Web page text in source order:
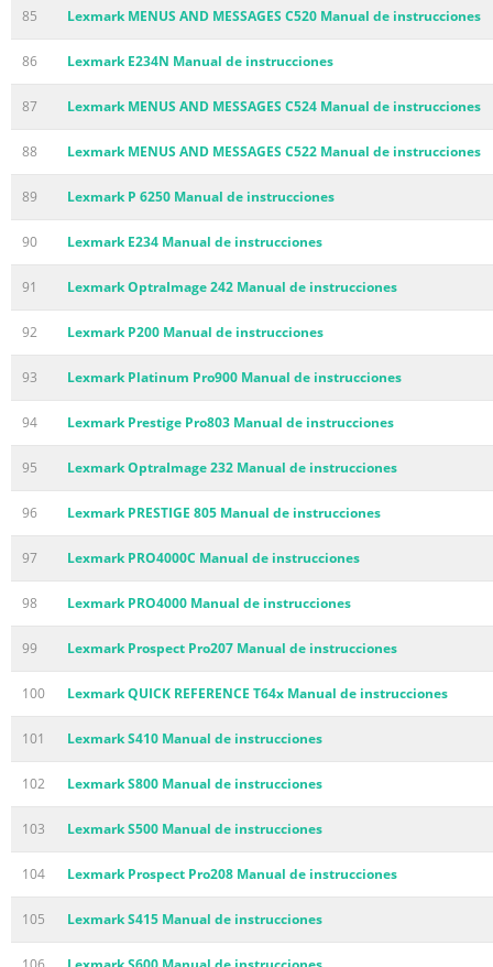
85 Lexmark MENUS AND MESSAGES C520 Manual de instrucciones
86 Lexmark E234N Manual de instrucciones
87 Lexmark MENUS AND MESSAGES C524 Manual de instrucciones
88 Lexmark MENUS AND MESSAGES C522 Manual de instrucciones
89 Lexmark P 6250 Manual de instrucciones
90 Lexmark E234 Manual de instrucciones
91 Lexmark OptraImage 242 Manual de instrucciones
92 Lexmark P200 Manual de instrucciones
93 Lexmark Platinum Pro900 Manual de instrucciones
94 Lexmark Prestige Pro803 Manual de instrucciones
95 Lexmark OptraImage 232 Manual de instrucciones
96 Lexmark PRESTIGE 805 Manual de instrucciones
97 Lexmark PRO4000C Manual de instrucciones
98 Lexmark PRO4000 Manual de instrucciones
99 Lexmark Prospect Pro207 Manual de instrucciones
100 Lexmark QUICK REFERENCE T64x Manual de instrucciones
101 Lexmark S410 Manual de instrucciones
102 Lexmark S800 Manual de instrucciones
103 Lexmark S500 Manual de instrucciones
104 Lexmark Prospect Pro208 Manual de instrucciones
105 Lexmark S415 Manual de instrucciones